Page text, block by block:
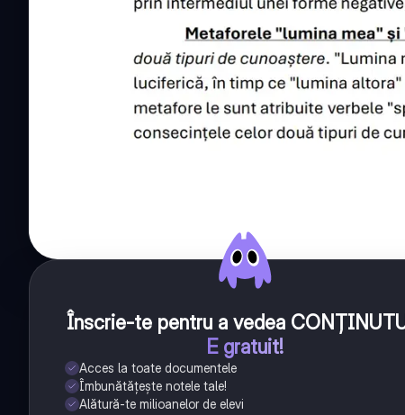
Înscrie-te pentru a vedea
E gratuit!
Acces la toate documentele
Îmbunătățește notele tale!
Alătură-te milioanelor de elevi